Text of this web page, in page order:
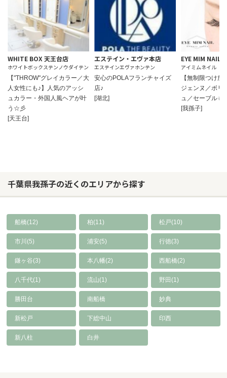
WHITE BOX 天王台店
ホワイトボックステンノウダイテン
【"THROW"グレイカラー／大
人女性にも♪】人気のアッシ
ュカラー・外国人風ヘアが叶
う☆彡
[天王台]
エステイン・エヴァ本店
エステインエヴァホンテン
安心のPOLAフランチャイズ
店♪
[湖北]
EYE MIM NAIL
アイミムネイル
【無制限つけ
ジェンヌ／ボリ
ュ／セーブルも
[我孫子]
千葉県我孫子の近くのエリアから探す
船橋(12) 柏(11) 松戸(10)
市川(5) 浦安(5) 行徳(3)
鎌ヶ谷(3) 本八幡(2) 西船橋(2)
八千代(1) 流山(1) 野田(1)
勝田台 南船橋 妙典
新松戸 下総中山 印西
新八柱 白井